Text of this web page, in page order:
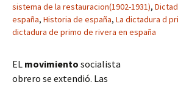
sistema de la restauracion(1902-1931),
españa, Historia de españa, La dictadura d
dictadura de primo de rivera en españa
EL movimiento socialista
obrero se extendió. Las